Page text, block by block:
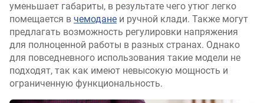
уменьшает габариты, в результате чего утюг легко
помещается в чемодане и ручной клади. Также могут
предлагать возможность регулировки напряжения
для полноценной работы в разных странах. Однако
для повседневного использования такие модели не
подходят, так как имеют невысокую мощность и
ограниченную функциональность.